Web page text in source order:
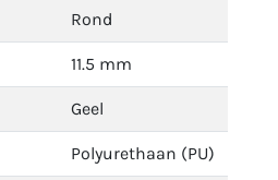
Rond
11.5 mm
Geel
Polyurethaan (PU)